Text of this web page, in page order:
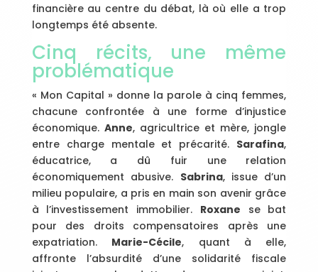
financière au centre du débat, là où elle a trop
longtemps été absente.
Cinq récits, une même
problématique
« Mon Capital » donne la parole à cinq femmes,
chacune confrontée à une forme d’injustice
économique. Anne, agricultrice et mère, jongle
entre charge mentale et précarité. Sarafina,
éducatrice, a dû fuir une relation
économiquement abusive. Sabrina, issue d’un
milieu populaire, a pris en main son avenir grâce
à l’investissement immobilier. Roxane se bat
pour des droits compensatoires après une
expatriation. Marie-Cécile, quant à elle,
affronte l’absurdité d’une solidarité fiscale